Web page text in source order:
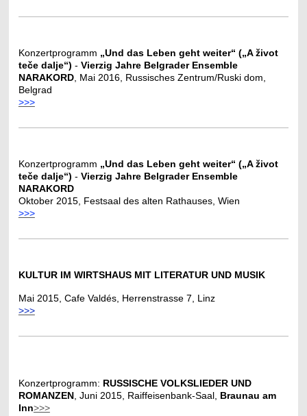
Konzertprogramm „Und das Leben geht weiter“ („A život
teče dalje“) - Vierzig Jahre Belgrader Ensemble
NARAKORD, Mai 2016, Russisches Zentrum/Ruski dom,
Belgrad
>>>
Konzertprogramm „Und das Leben geht weiter“ („A život
teče dalje“) - Vierzig Jahre Belgrader Ensemble
NARAKORD
Oktober 2015, Festsaal des alten Rathauses, Wien
>>>
KULTUR IM WIRTSHAUS MIT LITERATUR UND MUSIK
Mai 2015, Cafe Valdés, Herrenstrasse 7, Linz
>>>
Konzertprogramm: RUSSISCHE VOLKSLIEDER UND
ROMANZEN, Juni 2015, Raiffeisenbank-Saal, Braunau am
Inn>>>